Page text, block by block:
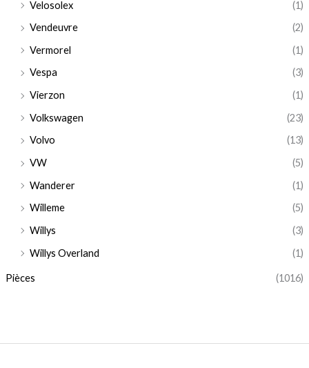
Velosolex
(1)
Vendeuvre
(2)
Vermorel
(1)
Vespa
(3)
Vierzon
(1)
Volkswagen
(23)
Volvo
(13)
VW
(5)
Wanderer
(1)
Willeme
(5)
Willys
(3)
Willys Overland
(1)
Pièces (1016)